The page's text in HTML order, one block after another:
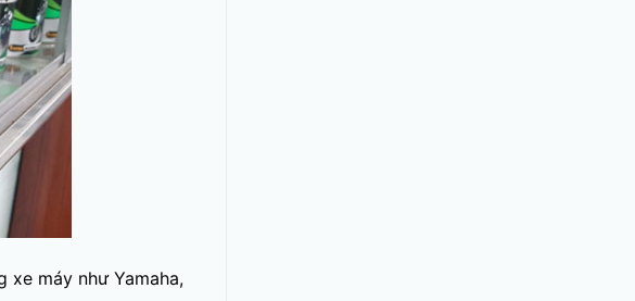
xe máy như Yamaha,